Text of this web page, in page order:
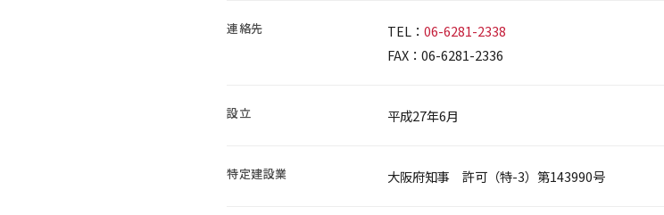
連絡先 TEL： 06-6281-2338
FAX：06-6281-2336
設立 平成27年6月
特定建設業 大阪府知事 許可（特-3）第143990号